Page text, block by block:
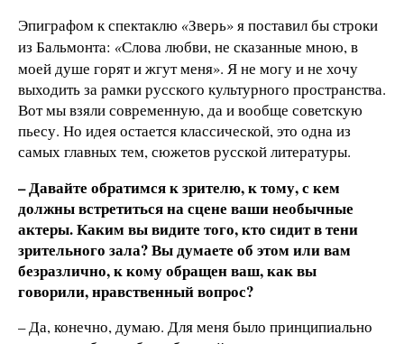
Эпиграфом к спектаклю «Зверь» я поставил бы строки
из Бальмонта: «Слова любви, не сказанные мною, в
моей душе горят и жгут меня». Я не могу и не хочу
выходить за рамки русского культурного пространства.
Вот мы взяли современную, да и вообще советскую
пьесу. Но идея остается классической, это одна из
самых главных тем, сюжетов русской литературы.
– Давайте обратимся к зрителю, к тому, с кем
должны встретиться на сцене ваши необычные
актеры. Каким вы видите того, кто сидит в тени
зрительного зала? Вы думаете об этом или вам
безразлично, к кому обращен ваш, как вы
говорили, нравственный вопрос?
– Да, конечно, думаю. Для меня было принципиально